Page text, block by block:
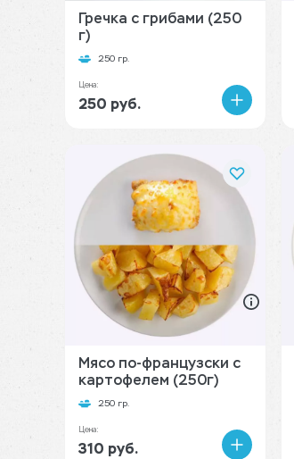
Гречка с грибами (250
г)
250 гр.
Цена:
250 руб.
В
Мясо по-французски с
картофелем (250г)
250 гр.
Цена:
310 руб.
В